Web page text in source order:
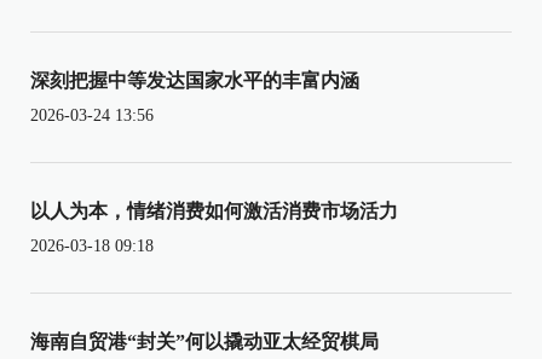
深刻把握中等发达国家水平的丰富内涵
2026-03-24 13:56
以人为本，情绪消费如何激活消费市场活力
2026-03-18 09:18
海南自贸港“封关”何以撬动亚太经贸棋局